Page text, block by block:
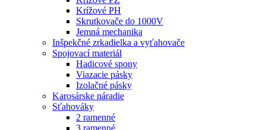
Krížové PH
Skrutkovače do 1000V
Jemná mechanika
Inšpekčné zrkadielka a vyťahovače
Spojovací materiál
Hadicové spony
Viazacie pásky
Izolačné pásky
Karosárske náradie
Sťahováky
2 ramenné